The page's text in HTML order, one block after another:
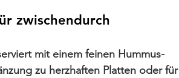
zwischendurch
mit einem feinen Hummus-
zu herzhaften Platten oder für